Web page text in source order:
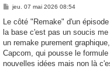
M
s
a
g
jeu. 07 mai 2026 08:54
Le côté "Remake" d'un
la base c'est pas un soucis
un remake purement
Capcom, qui pousse le
nouvelles idées mais non là